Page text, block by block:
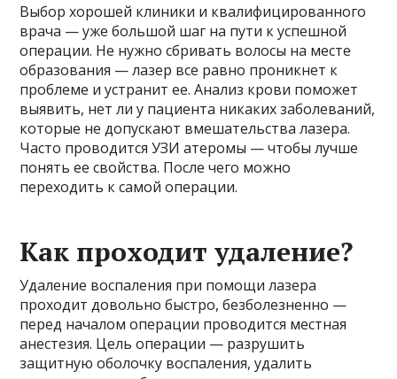
Выбор хорошей клиники и квалифицированного
врача — уже большой шаг на пути к успешной
операции. Не нужно сбривать волосы на месте
образования — лазер все равно проникнет к
проблеме и устранит ее. Анализ крови поможет
выявить, нет ли у пациента никаких заболеваний,
которые не допускают вмешательства лазера.
Часто проводится УЗИ атеромы — чтобы лучше
понять ее свойства. После чего можно
переходить к самой операции.
Как проходит удаление?
Удаление воспаления при помощи лазера
проходит довольно быстро, безболезненно —
перед началом операции проводится местная
анестезия. Цель операции — разрушить
защитную оболочку воспаления, удалить